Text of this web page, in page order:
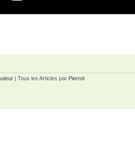
| Tous les Articles par Pierrot